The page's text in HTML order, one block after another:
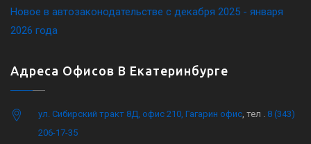
Новое в автозаконодательстве с декабря 2025 - января
2026 года
Адреса Офисов В Екатеринбурге
ул. Сибирский тракт 8Д, офис 210, Гагарин офис , тел . 8 (343)
206-17-35